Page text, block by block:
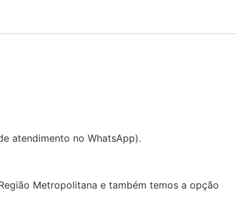
atendimento no WhatsApp).
Metropolitana e também temos a opção